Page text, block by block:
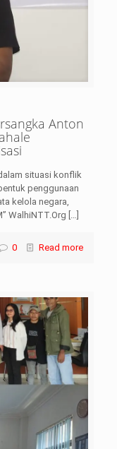
Anton
situasi konflik
penggunaan
kelola negara,
WalhiNTT.Org
0 Read more